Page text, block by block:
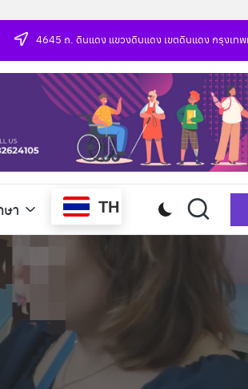
4645 ถ. ดินแดง แขวงดินแดง เขตดินแดง กรุงเท
า TH